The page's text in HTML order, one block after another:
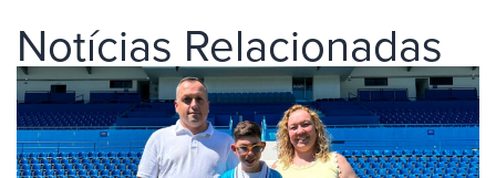
Notícias Relacionadas